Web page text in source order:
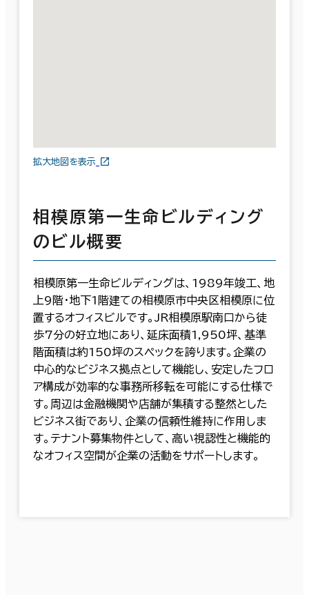
拡大地図を表示
相模原第一生命ビルディング
のビル概要
相模原第一生命ビルディングは、1989年竣工、地
上9階・地下1階建ての相模原市中央区相模原に位
置するオフィスビルです。JR相模原駅南口から徒
歩7分の好立地にあり、延床面積1,950坪、基準
階面積は約150坪のスペックを誇ります。企業の
中心的なビジネス拠点として機能し、安定したフロ
ア構成が効率的な事務所移転を可能にする仕様で
す。周辺は金融機関や店舗が集積する整然とした
ビジネス街であり、企業の信頼性維持に作用しま
す。テナント募集物件として、高い視認性と機能的
なオフィス空間が企業の活動をサポートします。